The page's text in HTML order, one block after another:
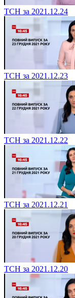
ТСН за 2021.12.24
ТСН за 2021.12.23
ТСН за 2021.12.22
ТСН за 2021.12.21
ТСН за 2021.12.20